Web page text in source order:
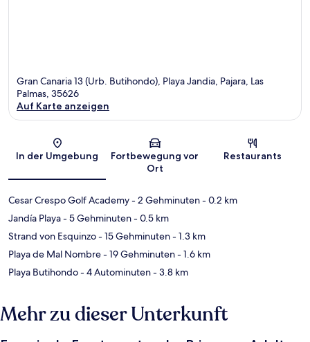
Gran Canaria 13 (Urb. Butihondo), Playa Jandia, Pajara, Las
Palmas, 35626
Auf Karte anzeigen
In der Umgebung
Fortbewegung vor
Ort
Restaurants
Cesar Crespo Golf Academy- 2 Gehminuten- 0.2 km
Jandía Playa- 5 Gehminuten- 0.5 km
Strand von Esquinzo- 15 Gehminuten- 1.3 km
Playa de Mal Nombre- 19 Gehminuten- 1.6 km
Playa Butihondo- 4 Autominuten- 3.8 km
Mehr zu dieser Unterkunft